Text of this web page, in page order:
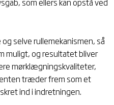
selve rullemekanismen, så
muligt, og resultatet bliver
mørklægningskvaliteter,
træder frem som et
ind i indretningen.